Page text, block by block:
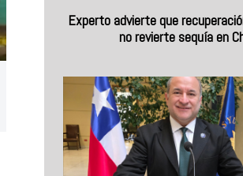
Experto advierte que
no revierte sequía en